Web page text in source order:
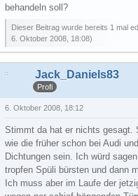
behandeln soll?
Dieser Beitrag wurde bereits 1 mal
6. Oktober 2008, 18:08)
Jack_Daniels83
Profi
6. Oktober 2008, 18:12
Stimmt da hat er nichts gesagt.
wie die früher schon bei Audi
Dichtungen sein. Ich würd
tropfen Spüli bürsten und dann
Ich muss aber im Laufe der